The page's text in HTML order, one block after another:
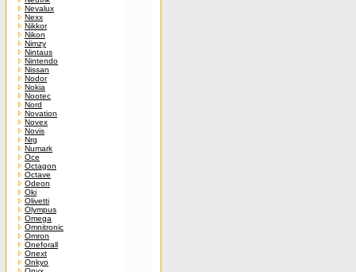
Nevalux
Nexx
Nikkor
Nikon
Nimzy
Nintaus
Nintendo
Nissan
Nodor
Nokia
Nootec
Nord
Novation
Novex
Novis
Nrg
Numark
Oce
Octagon
Octave
Odeon
Oki
Olivetti
Olympus
Omega
Omnitronic
Omron
Oneforall
Onext
Onkyo